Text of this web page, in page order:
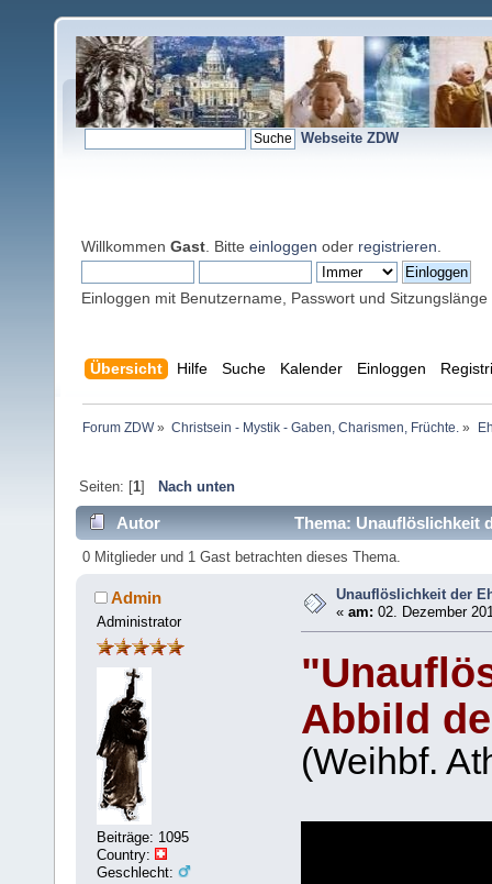
Webseite ZDW
Willkommen Gast . Bitte einloggen oder registrieren
Einloggen mit Benutzername, Passwort und Sitzungslänge
Übersicht Hilfe Suche Kalender Einloggen
Forum ZDW» Christsein - Mystik - Gaben, Charismen, Früchte. »
Seiten: [1] Nach unten
Autor Thema: Unauflöslichkeit
0 Mitglieder und 1 Gast betrachten dieses Thema.
Admin
Administrator
Beiträge: 1095
Country:
Geschlecht:
Unauflöslichkeit der
«am: 02. Dezember
Abbild
(Weihbf.